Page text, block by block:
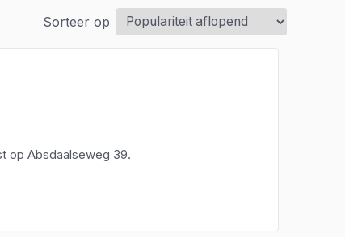
Sorteer op
op Absdaalseweg 39.